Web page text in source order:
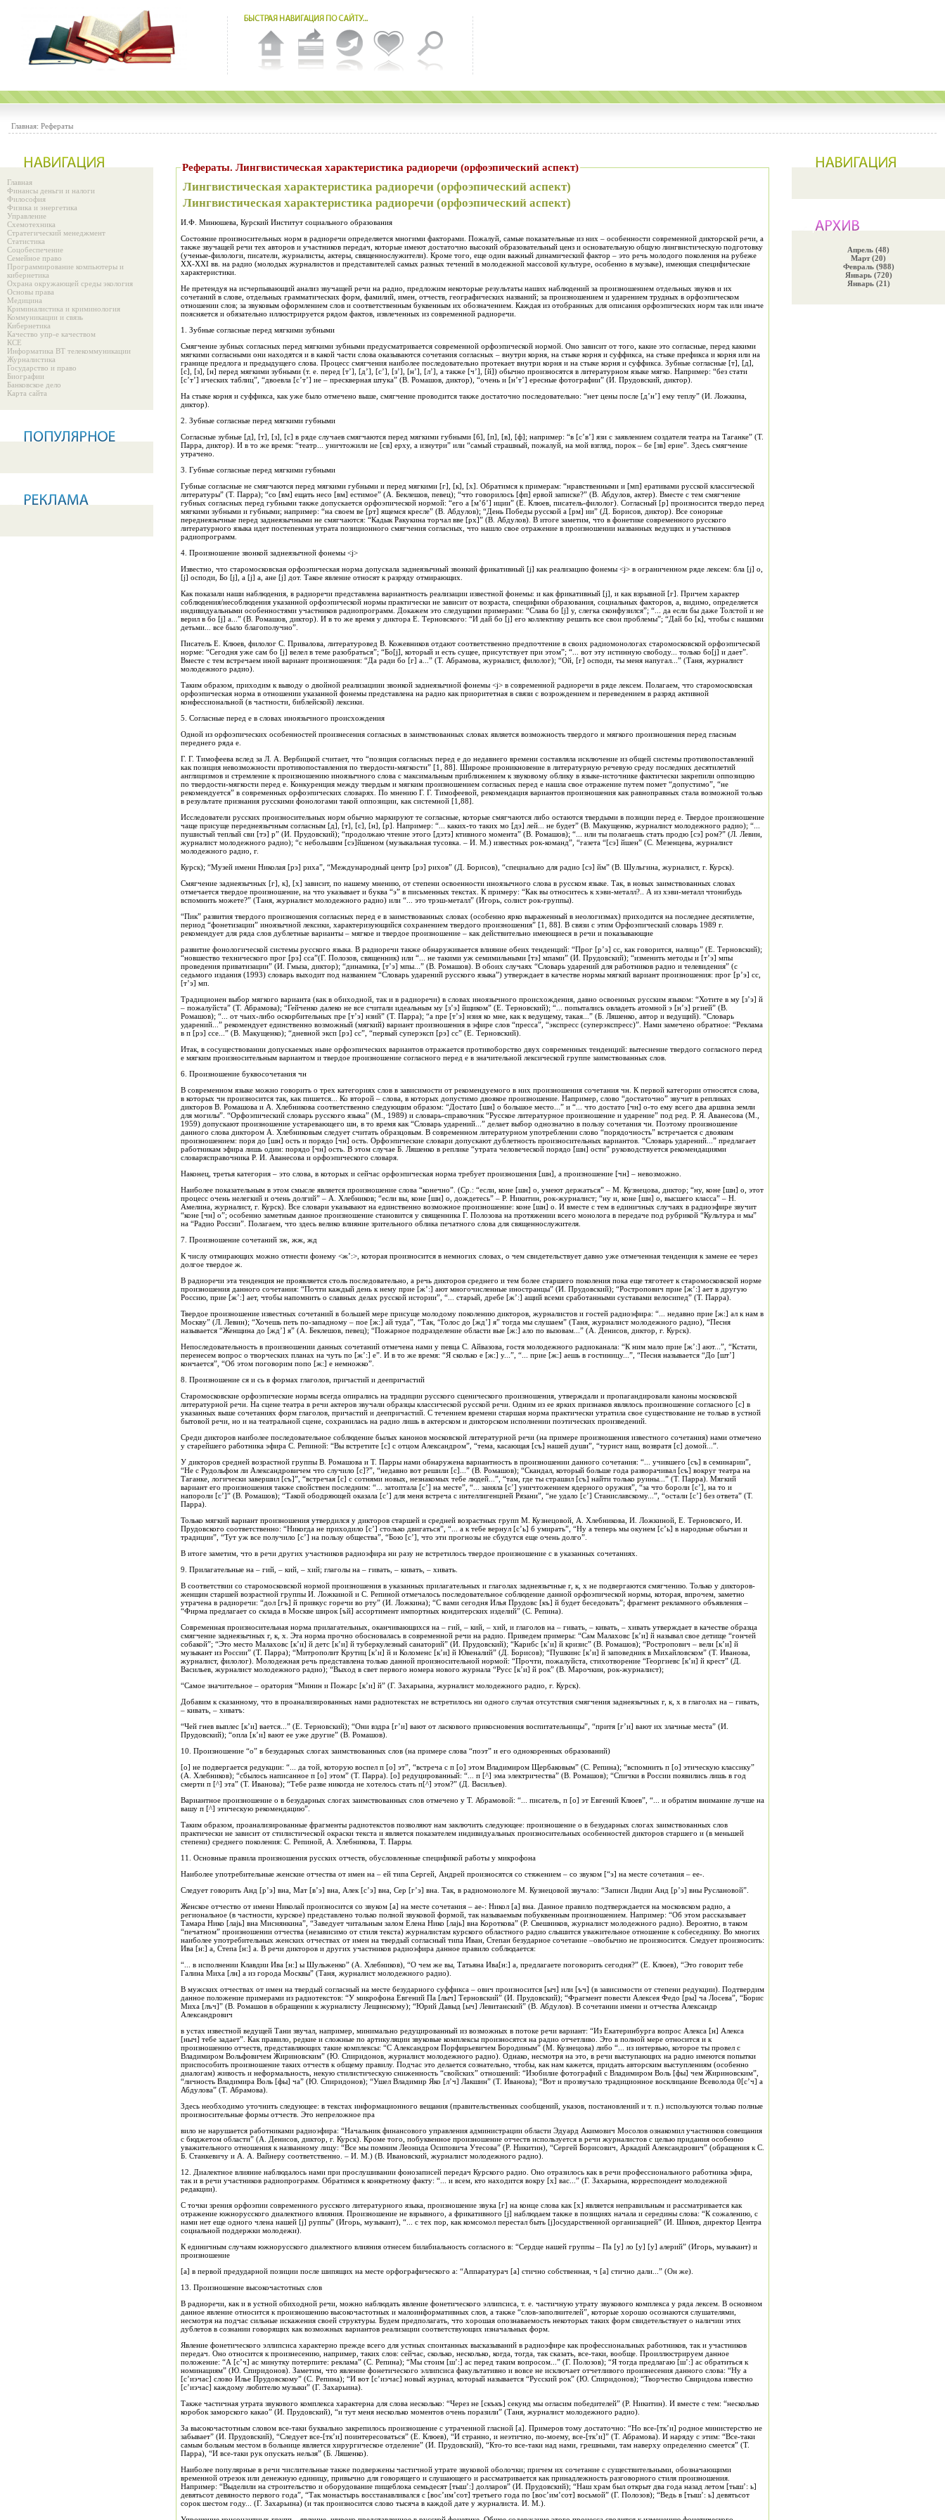
Главная: Рефераты
Главная
Финансы деньги и налоги
Философия
Физика и энергетика
Управление
Схемотехника
Стратегический менеджмент
Статистика
Соцобеспечение
Семейное право
Программирование компьютеры и
кибернетика
Охрана окружающей среды экология
Основы права
Медицина
Криминалистика и криминология
Коммуникации и связь
Кибернетика
Качество упр-е качеством
КСЕ
Информатика ВТ телекоммуникации
Журналистика
Государство и право
Биографии
Банковское дело
Карта сайта
Рефераты. Лингвистическая характеристика радиоречи (орфоэпический аспект)
Лингвистическая характеристика радиоречи (орфоэпический аспект)
Лингвистическая характеристика радиоречи (орфоэпический аспект)
И.Ф. Минюшева, Курский Институт социального образования
Состояние произносительных норм в радиоречи определяется многими факторами. Пожалуй, самые показательные из них – особенности современной дикторской речи, а
также звучащей речи тех авторов и участников передач, которые имеют достаточно высокий образовательный ценз и основательную общую лингвистическую подготовку
(ученые-филологи, писатели, журналисты, актеры, священнослужители). Кроме того, еще один важный динамический фактор – это речь молодого поколения на рубеже
ХХ-ХХI вв. на радио (молодых журналистов и представителей самых разных течений в молодежной массовой культуре, особенно в музыке), имеющая специфические
характеристики.
Не претендуя на исчерпывающий анализ звучащей речи на радио, предложим некоторые результаты наших наблюдений за произношением отдельных звуков и их
сочетаний в слове, отдельных грамматических форм, фамилий, имен, отчеств, географических названий; за произношением и ударением трудных в орфоэпическом
отношении слов; за звуковым оформлением слов и соответственным буквенным их обозначением. Каждая из отобранных для описания орфоэпических норм так или иначе
поясняется и обязательно иллюстрируется рядом фактов, извлеченных из современной радиоречи.
1. Зубные согласные перед мягкими зубными
Смягчение зубных согласных перед мягкими зубными предусматривается современной орфоэпической нормой. Оно зависит от того, какие это согласные, перед какими
мягкими согласными они находятся и в какой части слова оказываются сочетания согласных – внутри корня, на стыке корня и суффикса, на стыке префикса и корня или на
границе предлога и предыдущего слова. Процесс смягчения наиболее последовательно протекает внутри корня и на стыке корня и суффикса. Зубные согласные [т], [д],
[с], [з], [н] перед мягкими зубными (т. е. перед [т’], [д’], [с’], [з’], [н’], [л’], а также [ч’], [й]) обычно произносятся в литературном языке мягко. Например: “без стати
[с’т’] ических таблиц”, “двоевла [с’т’] ие – прескверная штука” (В. Ромашов, диктор), “очень и [н’т’] ересные фотографии” (И. Прудовский, диктор).
На стыке корня и суффикса, как уже было отмечено выше, смягчение проводится также достаточно последовательно: “нет цены после [д’н’] ему теплу” (И. Ложкина,
диктор).
2. Зубные согласные перед мягкими губными
Согласные зубные [д], [т], [з], [с] в ряде случаев смягчаются перед мягкими губными [б], [п], [в], [ф]; например: “в [с’в’] язи с заявлением создателя театра на Таганке” (Т.
Парра, диктор). И в то же время: “театр... уничтожили не [св] ерху, а изнутри” или “самый страшный, пожалуй, на мой взгляд, порок – бе [зв] ерие”. Здесь смягчение
утрачено.
3. Губные согласные перед мягкими губными
Губные согласные не смягчаются перед мягкими губными и перед мягкими [г], [к], [х]. Обратимся к примерам: “нравственными и [мп] еративами русской классической
литературы” (Т. Парра); “со [вм] ещать несо [вм] естимое” (А. Беклешов, певец); “что говорилось [фп] ервой записке?” (В. Абдулов, актер). Вместе с тем смягчение
губных согласных перед губными также допускается орфоэпической нормой: “его а [м’б’] иции” (Е. Клюев, писатель-филолог). Согласный [р] произносится твердо перед
мягкими зубными и губными; например: “на своем ве [рт] ящемся кресле” (В. Абдулов); “День Победы русской а [рм] ии” (Д. Борисов, диктор). Все сонорные
переднеязычные перед заднеязычными не смягчаются: “Кадык Ракукина торчал вве [рх]” (В. Абдулов). В итоге заметим, что в фонетике современного русского
литературного языка идет постепенная утрата позиционного смягчения согласных, что нашло свое отражение в произношении названных ведущих и участников
радиопрограмм.
4. Произношение звонкой заднеязычной фонемы <j>
Известно, что старомосковская орфоэпическая норма допускала заднеязычный звонкий фрикативный [j] как реализацию фонемы <j> в ограниченном ряде лексем: бла [j] о,
[j] осподи, Бo [j], a [j] a, ане [j] дот. Такое явление относят к разряду отмирающих.
Как показали наши наблюдения, в радиоречи представлена вариантность реализации известной фонемы: и как фрикативный [j], и как взрывной [г]. Причем характер
соблюдения/несоблюдения указанной орфоэпической нормы практически не зависит от возраста, специфики образования, социальных факторов, а, видимо, определяется
индивидуальными особенностями участников радиопрограмм. Докажем это следущими примерами: “Слава бо [j] у, слегка сконфузился”; “... да если бы даже Толстой и не
верил в бo [j] а...” (В. Ромашов, диктор). И в то же время у диктора Е. Терновского: “И дай бo [j] его коллективу решить все свои проблемы”; “Дай бо [к], чтобы с нашими
детьми... все было благополучно”.
Писатель Е. Клюев, филолог С. Привалова, литературовед В. Кожевников отдают соответственно предпочтение в своих радиомонологах старомосковской орфоэпической
норме: “Сегодня уже сам бo [j] велел в теме разобраться”; “Бо[j], который и есть сущее, присутствует при этом”; “... вот эту истинную свободу... только бo[j] и дает”.
Вместе с тем встречаем иной вариант произношения: “Да ради бо [г] а...” (Т. Абрамова, журналист, филолог); “Ой, [г] осподи, ты меня напугал...” (Таня, журналист
молодежного радио).
Таким образом, приходим к выводу о двойной реализациии звонкой заднеязычной фонемы <j> в современной радиоречи в ряде лексем. Полагаем, что старомосковская
орфоэпическая норма в отношении указанной фонемы представлена на радио как приоритетная в связи с возрождением и переведением в разряд активной
конфессиональной (в частности, библейской) лексики.
5. Согласные перед е в словах иноязычного происхождения
Одной из орфоэпических особенностей произнесения согласных в заимствованных словах является возможность твердого и мягкого произношения перед гласным
переднего ряда е.
Г. Г. Тимофеева вслед за Л. А. Вербицкой считает, что “позиция согласных перед е до недавнего времени составляла исключение из общей системы противопоставлений
как позиция невозможности противопоставления по твердости-мягкости” [1, 88]. Широкое проникновение в литературную речевую среду последних десятилетий
англицизмов и стремление к произношению иноязычного слова с максимальным приближением к звуковому облику в языке-источнике фактически закрепили оппозицию
по твердости-мягкости перед е. Конкуренция между твердым и мягким произношением согласных перед е нашла свое отражение путем помет “допустимо”, “не
рекомендуется” в современных орфоэпических словарях. По мнению Г. Г. Тимофеевой, рекомендация вариантов произношения как равноправных стала возможной только
в результате признания русскими фонологами такой оппозиции, как системной [1,88].
Исследователи русских произносительных норм обычно маркируют те согласные, которые смягчаются либо остаются твердыми в позиции перед е. Твердое произношение
чаще присуще переднеязычным согласным [д], [т], [с], [н], [р]. Например: “... каких-то таких мо [дэ] лей... не будет” (В. Макущенко, журналист молодежного радио); “...
пушистый теплый сви [тэ] р” (И. Прудовский); “продолжаю чтение этого [дэтэ] ктивного момента” (В. Ромашов); “... или ты полагаешь стать продю [сэ] ром?” (Л. Левин,
журналист молодежного радио); “с небольшим [сэ]йшеном (музыкальная тусовка. – И. М.) известных рок-команд”, “газета “[сэ] йшен” (С. Мезенцева, журналист
молодежного радио, г.
Курск); “Музей имени Николая [рэ] риха”, “Международный центр [рэ] рихов” (Д. Борисов), “специально для радио [сэ] йм” (В. Шульгина, журналист, г. Курск).
Смягчение заднеязычных [г], к], [х] зависит, по нашему мнению, от степени освоенности иноязычного слова в русском языке. Так, в новых заимствованных словах
отмечается твердое произношение, на что указывает и буква “э” в письменных текстах. К примеру: “Как вы относитесь к хэви-металл?.. А из хэви-металл чтонибудь
вспомнить можете?” (Таня, журналист молодежного радио) или “... это трэш-металл” (Игорь, солист рок-группы).
“Пик” развития твердого произношения согласных перед е в заимствованных словах (особенно ярко выраженный в неологизмах) приходится на последнее десятилетие,
период “фонетизации” иноязычной лексики, характеризующийся сохранением твердого произношения” [1, 88]. В связи с этим Орфоэпический словарь 1989 г.
рекомендует для ряда слов дублетные варианты – мягкое и твердое произношение – как действительно имеющиеся в речи и показывающие
развитие фонологической системы русского языка. В радиоречи также обнаруживается влияние обеих тенденций: “Прог [р’э] сс, как говорится, налицо” (Е. Терновский);
“новшество технического прог [рэ] сса”(Г. Полозов, священник) или “... не такими уж семимильными [тэ] мпами” (И. Прудовский); “изменить методы и [т’э] мпы
проведения приватизации” (И. Гмыза, диктор); “динамика, [т’э] мпы...” (В. Ромашов). В обоих случаях “Словарь ударений для работников радио и телевидения” (с
седьмого издания (1993) словарь выходит под названием “Словарь ударений русского языка”) утверждает в качестве нормы мягкий вариант произношения: прог [р’э] сс,
[т’э] мп.
Традиционен выбор мягкого варианта (как в обиходной, так и в радиоречи) в словах иноязычного происхождения, давно освоенных русским языком: “Хотите в му [з’э] й
– пожалуйста” (Т. Абрамова); “Гейченко далеко не все считали идеальным му [з’э] йщиком” (Е. Терновский); “... попытались овладеть атомной э [н’э] ргией” (В.
Ромашов); “... от чьих-либо оскорбительных пре [т’э] нзий” (Т. Парра); “а пре [т’э] нзия ко мне, как к ведущему, такая...” (Б. Ляшенко, автор и ведущий). “Словарь
ударений...” рекомендует единственно возможный (мягкий) вариант произношения в эфире слов “пресса”, “экспресс (суперэкспресс)”. Нами замечено обратное: “Реклама
в п [рэ] ссе...” (В. Макущенко); “дневной эксп [рэ] сс”, “первый суперэксп [рэ] сс” (Е. Терновский).
Итак, в сосуществовании допускаемых ныне орфоэпических вариантов отражается противоборство двух современных тенденций: вытеснение твердого согласного перед
е мягким произносительным вариантом и твердое произношение согласного перед е в значительной лексической группе заимствованных слов.
6. Произношение буквосочетания чн
В современном языке можно говорить о трех категориях слов в зависимости от рекомендуемого в них произношения сочетания чн. К первой категории относятся слова,
в которых чн произносится так, как пишется... Ко второй – слова, в которых допустимо двоякое произношение. Например, слово “достаточно” звучит в репликах
дикторов В. Ромашова и А. Хлебникова соответственно следующим образом: “Достато [шн] о большое место...” и “... что достато [чн] о-то ему всего два аршина земли
для могилы”. “Орфоэпический словарь русского языка” (М., 1989) и словарь-справочник “Русское литературное произношение и ударение” под ред. Р. Я. Аванесова (М.,
1959) допускают произношение устаревающего шн, в то время как “Словарь ударений...” делает выбор однозначно в пользу сочетания чн. Поэтому произношение
данного слова диктором А. Хлебниковым следует считать образцовым. В современном литературном употреблении слово “порядочность” встречается с двояким
произношением: поря до [шн] ость и порядо [чн] ость. Орфоэпические словари допускают дублетность произносительных вариантов. “Словарь ударений...” предлагает
работникам эфира лишь один: порядо [чн] ость. В этом случае Б. Ляшенко в реплике “утрата человеческой порядо [шн] ости” руководствуется рекомендациями
словарясправочника Р. И. Аванесова и орфоэпического словаря.
Наконец, третья категория – это слова, в которых и сейчас орфоэпическая норма требует произношения [шн], а произношение [чн] – невозможно.
Наиболее показательным в этом смысле является произношение слова “конечно”. (Ср.: “если, коне [шн] о, умеют держаться” – М. Кузнецова, диктор; “ну, коне [шн] о, этот
процесс очень нелегкий и очень долгий” – А. Хлебников; “если вы, коне [шн] о, дождетесь” – Р. Никитин, рок-журналист; “ну и, коне [шн] о, высшего класса” – Н.
Амелина, журналист, г. Курск). Все словари указывают на единственно возможное произношение: коне [шн] о. И вместе с тем в единичных случаях в радиоэфире звучит
“коне [чн] о”; особенно заметным данное произношение становится у священника Г. Полозова на протяжении всего монолога в передаче под рубрикой “Культура и мы”
на “Радио России”. Полагаем, что здесь велико влияние зрительного облика печатного слова для священнослужителя.
7. Произношение сочетаний зж, жж, жд
К числу отмирающих можно отнести фонему <ж’:>, которая произносится в немногих словах, о чем свидетельствует давно уже отмеченная тенденция к замене ее через
долгое твердое ж.
В радиоречи эта тенденция не проявляется столь последовательно, а речь дикторов среднего и тем более старшего поколения пока еще тяготеет к старомосковской норме
произношения данного сочетания: “Почти каждый день к нему прие [ж’:] ают многочисленные иностранцы” (И. Прудовский); “Ростропович прие [ж’:] ает в другую
Россию, прие [ж’:] ает, чтобы напомнить о славных делах русской истории”, “... старый, дребе [ж’:] ащий всеми сработанными суставами велосипед” (Т. Парра).
Твердое произношение известных сочетаний в большей мере присуще молодому поколению дикторов, журналистов и гостей радиоэфира: “... недавно прие [ж:] ал к нам в
Москву” (Л. Левин); “Хочешь петь по-западному – пое [ж:] ай туда”, “Так, “Голос до [жд’] я” тогда мы слушаем” (Таня, журналист молодежного радио), “Песня
называется “Женщина до [жд’] я” (А. Беклешов, певец); “Пожарное подразделение области вые [ж:] ало по вызовам...” (А. Денисов, диктор, г. Курск).
Непоследовательность в произношении данных сочетаний отмечена нами у певца С. Айвазова, гостя молодежного радиоканала: “К ним мало прие [ж’:] ают...”, “Кстати,
перенесем вопрос о творческих планах на чуть по [ж’:] е”. И в то же время: “Я сколько е [ж:] у...”, “... прие [ж:] аешь в гостиницу...”, “Песня называется “До [шт’]
кончается”, “Об этом поговорим попо [ж:] е немножко”.
8. Произношение ся и сь в формах глаголов, причастий и деепричастий
Старомосковские орфоэпические нормы всегда опирались на традиции русского сценического произношения, утверждали и пропагандировали каноны московской
литературной речи. На сцене театра в речи актеров звучали образцы классической русской речи. Одним из ее ярких признаков являлось произношение согласного [с] в
указанных выше сочетаниях форм глаголов, причастий и деепричастий. С течением времени старшая норма практически утратила свое существование не только в устной
бытовой речи, но и на театральной сцене, сохранилась на радио лишь в актерском и дикторском исполнении поэтических произведений.
Среди дикторов наиболее последовательное соблюдение былых канонов московской литературной речи (на примере произношения известного сочетания) нами отмечено
у старейшего работника эфира С. Репиной: “Вы встретите [с] с отцом Александром”, “тема, касающая [съ] нашей души”, “турист наш, возвратя [с] домой...”.
У дикторов средней возрастной группы В. Ромашова и Т. Парры нами обнаружена вариантность в произношении данного сочетания: “... учившего [съ] в семинарии”,
“Не с Рудольфом ли Александровичем что случило [с]?”, “недавно вот решили [с]...” (В. Ромашов); “Скандал, который больше года разворачивал [съ] вокруг театра на
Таганке, логически завершил [съ]”, “встречая [с] с сотнями новых, незнакомых тебе людей...”, “там, где ты страшил [съ] найти только руины...” (Т. Парра). Мягкий
вариант его произношения также свойствен последним: “... затоптала [с’] на месте”, “... заняла [с’] уничтожением ядерного оружия”, “за что бороли [с’], на то и
напороли [с’]” (В. Ромашов); “Такой ободряющей оказала [с’] для меня встреча с интеллигенцией Рязани”, “не удало [с’] Станиславскому...”, “остали [с’] без ответа” (Т.
Парра).
Только мягкий вариант произношения утвердился у дикторов старшей и средней возрастных групп М. Кузнецовой, А. Хлебникова, И. Ложкиной, Е. Терновского, И.
Прудовского соответственно: “Никогда не приходило [с’] столько двигаться”, “... а к тебе вернул [с’ь] б умирать”, “Ну а теперь мы окунем [с’ь] в народные обычаи и
традиции”, “Тут уж все получило [с’] на пользу общества”, “Бою [с’], что эти прогнозы не сбудутся еще очень долго”.
В итоге заметим, что в речи других участников радиоэфира ни разу не встретилось твердое произношение с в указанных сочетаниях.
9. Прилагательные на – гий, – кий, – хий; глаголы на – гивать, – кивать, – хивать.
В соответствии со старомосковской нормой произношения в указанных прилагательных и глаголах заднеязычные г, к, х не подвергаются смягчению. Только у дикторов-
женщин старшей возрастной группы И. Ложкиной и С. Репиной отмечалось последовательное соблюдение данной орфоэпической нормы, которая, впрочем, заметно
утрачена в радиоречи: “дол [гъ] й привкус горечи во рту” (И. Ложкина); “С вами сегодня Илья Прудовс [къ] й будет беседовать”; фрагмент рекламного объявления –
“Фирма предлагает со склада в Москве широк [ъй] ассортимент импортных кондитерских изделий” (С. Репина).
Современная произносительная норма прилагательных, оканчивающихся на – гий, – кий, – хий, и глаголов на – гивать, – кивать, – хивать утверждает в качестве образца
смягчение заднеязычных г, к, х. Эта норма прочно обосновалась в современной речи на радио. Приведем примеры: “Сам Малаховс [к’и] й называл свое детище “гончей
собакой”; “Это место Малаховс [к’и] й детс [к’и] й туберкулезный санаторий” (И. Прудовский); “Карибс [к’и] й кризис” (В. Ромашов); “Ростропович – вели [к’и] й
музыкант из России” (Т. Парра); “Митрополит Крутиц [к’и] й и Коломенс [к’и] й Ювеналий” (Д. Борисов); “Пушкинc [к’и] й заповедник в Михайловском” (Т. Иванова,
журналист, филолог). Молодежная речь представлена только данной произносительной нормой: “Прочти, пожалуйста, стихотворение “Георгиевс [к’и] й крест” (Д.
Васильев, журналист молодежного радио); “Выход в свет первого номера нового журнала “Русс [к’и] й рок” (В. Марочкин, рок-журналист);
“Самое значительное – оратория “Минин и Пожарс [к’и] й” (Г. Захарьина, журналист молодежного радио, г. Курск).
Добавим к сказанному, что в проанализированных нами радиотекстах не встретилось ни одного случая отсутствия смягчения заднеязычных г, к, х в глаголах на – гивать,
– кивать, – хиватъ:
“Чей гнев выплес [к’и] вается...” (Е. Терновский); “Они вздра [г’и] вают от ласкового прикосновения воспитательницы”, “притя [г’и] вают их злачные места” (И.
Прудовский); “опла [к’и] вают ее уже другие” (В. Ромашов).
10. Произношение “о” в безударных слогах заимствованных слов (на примере слова “поэт” и его однокоренных образований)
[о] не подвергается редукции: “... да той, которую воспел п [о] эт”, “встреча с п [о] этом Владимиром Щербаковым” (С. Репина); “вспомнить п [о] этическую классику”
(А. Хлебников); “сбылось написанное п [о] этом” (Т. Парра). [о] редуцированный: “... п [^] эма электричества” (В. Ромашов); “Спички в России появились лишь в год
смерти п [^] эта” (Т. Иванова); “Тебе разве никогда не хотелось стать п[^] этом?” (Д. Васильев).
Вариантное произношение о в безударных слогах заимствованных слов отмечено у Т. Абрамовой: “... писатель, п [о] эт Евгений Клюев”, “... и обратим внимание лучше на
вашу п [^] этическую рекомендацию”.
Таким образом, проанализированные фрагменты радиотекстов позволяют нам заключить следующее: произношение о в безударных слогах заимствованных слов
практически не зависит от стилистической окраски текста и является показателем индивидуальных произносительных особенностей дикторов старшего и (в меньшей
степени) среднего поколения: С. Репиной, А. Хлебникова, Т. Парры.
11. Основные правила произношения русских отчеств, обусловленные спецификой работы у микрофона
Наиболее употребительные женские отчества от имен на – ей типа Сергей, Андрей произносятся со стяжением – со звуком [“э] на месте сочетания – ее-.
Следует говорить Анд [р’э] вна, Мат [в’э] вна, Алек [с’э] вна, Сер [г’э] вна. Так, в радиомонологе М. Кузнецовой звучало: “Записи Лидии Анд [р’э] вны Руслановой”.
Женское отчество от имени Николай произносится со звуком [а] на месте сочетания – ае-: Никол [а] вна. Данное правило подтверждается на московском радио, а
региональное (в частности, курское) представлено только полной звуковой формой, так называемым побуквенным произношением. Например: “Об этом рассказывает
Тамара Нико [лаjь] вна Миснянкина”, “Заведует читальным залом Елена Нико [лаjь] вна Короткова” (Р. Свешников, журналист молодежного радио). Вероятно, в таком
“печатном” произношении отчества (независимо от стиля текста) журналистам курского областного радио слышится уважительное отношение к собеседнику. Во многих
наиболее употребительных женских отчествах от имен на твердый согласный типа Иван, Степан безударное сочетание –овобычно не произносится. Следует произносить:
Ива [н:] а, Степа [н:] а. В речи дикторов и других участников радиоэфира данное правило соблюдается:
“... в исполнении Клавдии Ива [н:] ы Шульженко” (А. Хлебников), “О чем же вы, Татьяна Ива[н:] а, предлагаете поговорить сегодня?” (Е. Клюев), “Это говорит тебе
Галина Миха [лн] а из города Москвы” (Таня, журналист молодежного радио).
В мужских отчествах от имен на твердый согласный на месте безударного суффикса – ович произносится [ыч] или [ъч] (в зависимости от степени редукции). Подтвердим
данное положение примерами из радиотекстов: “У микрофона Евгений Па [лыч] Терновский” (И. Прудовский); “Фрагмент повести Алексея Федо [ры] ча Лосева”, “Борис
Миха [лъч]” (В. Ромашов в обращении к журналисту Лещинскому); “Юрий Давыд [ыч] Левитанский” (В. Абдулов). В сочетании имени и отчества Александр
Александрович
в устах известной ведущей Тани звучал, например, минимально редуцированный из возможных в потоке речи вариант: “Из Екатеринбурга вопрос Алекса [н] Алекса
[ныч] тебе задает”. Как правило, редкие и сложные по артикуляции звуковые комплексы произносятся на радио отчетливо. Это в полной мере относится и к
произношению отчеств, представляющих такие комплексы: “С Александром Порфирьевичем Бородиным” (М. Кузнецова) либо “... из интервью, которое ты провел с
Владимиром Вольфовичем Жириновским” (Ю. Спиридонов, журналист молодежного радио). Однако, несмотря на это, в речи выступающих на радио имеются попытки
приспособить произношение таких отчеств к общему правилу. Подчас это делается сознательно, чтобы, как нам кажется, придать авторским выступлениям (особенно
диалогам) живость и неформальность, некую стилистическую сниженность “свойских” отношений: “Изобилие фотографий с Владимиром Воль [фы] чем Жириновским”,
“личность Владимира Воль [фы] ча” (Ю. Спиридонов); “Ушел Владимир Яко [л’ч] Лакшин” (Т. Иванова); “Вот и прозвучало традиционное восклицание Всеволода 0[с’ч] а
Абдулова” (Т. Абрамова).
Здесь необходимо уточнить следующее: в текстах информационного вещания (правительственных сообщений, указов, постановлений и т. п.) используются только полные
произносительные формы отчеств. Это непреложное пра
вило не нарушается работниками радиоэфира: “Начальник финансового управления администрации области Эдуард Акимович Мосолов ознакомил участников совещания
с бюджетом области” (А. Денисов, диктор, г. Курск). Кроме того, побуквенное произношение отчеств используется в речи журналистов с целью придания особенно
уважительного отношения к названному лицу: “Все мы помним Леонида Осиповича Утесова” (Р. Никитин), “Сергей Борисович, Аркадий Александрович” (обращения к С.
Б. Станкевичу и А. А. Вайнеру соответственно. – И. М.) (В. Ивановский, журналист молодежного радио).
12. Диалектное влияние наблюдалось нами при прослушивании фонозаписей передач Курского радио. Оно отразилось как в речи профессионального работника эфира,
так и в речи участников радиопрограмм. Обратимся к конкретному факту: “... и всем, кто находится вокру [х] вас...” (Г. Захарьина, корреспондент молодежной
редакции).
С точки зрения орфоэпии современного русского литературного языка, произношение звука [г] на конце слова как [х] является неправильным и рассматривается как
отражение южнорусского диалектного влияния. Произношение не взрывного, а фрикативного [j] наблюдаем также в позициях начала и середины слова: “К сожалению, с
нами нет еще одного члена нашей [j] руппы” (Игорь, музыкант), “... с тех пор, как комсомол перестал быть [j]осударственной организацией” (И. Шиков, директор Центра
социальной поддержки молодежи).
К единичным случаям южнорусского диалектного влияния отнесем билабиальность согласного в: “Сердце нашей группы – Па [у] ло [у] [у] алерий” (Игорь, музыкант) и
произношение
[а] в первой предударной позиции после шипящих на месте орфографического а: “Аппаратурач [а] стично собственная, ч [а] стично дали...” (Он же).
13. Произношение высокочастотных слов
В радиоречи, как и в устной обиходной речи, можно наблюдать явление фонетического эллипсиса, т. е. частичную утрату звукового комплекса у ряда лексем. В основном
данное явление относится к произношению высокочастотных и малоинформативных слов, а также “слов-заполнителей”, которые хорошо осознаются слушателями,
несмотря на подчас сильные искажения своей структуры. Будем предполагать, что хорошая опознаваемость некоторых таких форм свидетельствует о наличии этих
дублетов в сознании говорящих как возможных вариантов реализации соответствующих изначальных форм.
Явление фонетического эллипсиса характерно прежде всего для устных спонтанных высказываний в радиоэфире как профессиональных работников, так и участников
передач. Оно относится к произнесению, например, таких слов: сейчас, сколько, несколько, когда, тогда, так сказать, все-таки, вообще. Проиллюстрируем данное
положение: “А [с’ч] ас минутку потерпите: реклама” (С. Репина); “Мы стоим [ш’:] ас перед таким вопросом...” (Г. Полозов); “Я тогда предлагаю [ш’:] ас обратиться к
номинациям” (Ю. Спиридонов). Заметим, что явление фонетического эллипсиса факультативно и вовсе не исключает отчетливого произнесения данного слова: “Ну а
[с’иэчас] слово Илье Прудовскому” (С. Репина); “И вот [с’иэчас] новый журнал, который называется “Русский рок” (Ю. Спиридонов); “Творчество Свиридова известно
[с’иэчас] каждому любителю музыки” (Г. Захарьина).
Также частичная утрата звукового комплекса характерна для слова несколько: “Через не [скъкъ] секунд мы огласим победителей” (Р. Никитин). И вместе с тем: “несколько
коробок заморского какао” (И. Прудовский), “и тут меня несколько моментов очень поразили” (Таня, журналист молодежного радио).
За высокочастотным словом все-таки буквально закрепилось произношение с утраченной гласной [а]. Примеров тому достаточно: “Но все-[тк’и] родное министерство не
забывает” (И. Прудовский), “Следует все-[тк’и] поинтересоваться” (Е. Клюев), “И странно, и неэтично, по-моему, все-[тк’и]” (Т. Абрамова). И наряду с этим: “Все-таки
самым больным местом в больнице является хирургическое отделение” (И. Прудовский), “Кто-то все-таки над нами, грешными, там наверху определенно смеется” (Т.
Парра), “И все-таки рук опускать нельзя” (Б. Ляшенко).
Наиболее популярные в речи числительные также подвержены частичной утрате звуковой оболочки; причем их сочетание с существительными, обозначающими
временной отрезок или денежную единицу, привычно для говорящего и слушающего и рассматривается как принадлежность разговорного стиля произношения.
Например: “Выделили на строительство и оборудование пищеблока семьдесят [тыш’:] долларов” (И. Прудовский); “Наш храм был открыт два года назад летом [тыш’: ь]
девятьсот девяносто первого года”, “Так монастырь восстанавливался с [вос’им’сот] третьего года по [вос’им’сот] восьмой” (Г. Полозов); “Ведь в [тыш’: ь] девятьсот
сорок шестом году... (Г. Захарьина) (и так произносится слово тысяча в каждой дате у журналиста. И. М.).
Апрель (48)
Март (20)
Февраль (988)
Январь (720)
Январь (21)